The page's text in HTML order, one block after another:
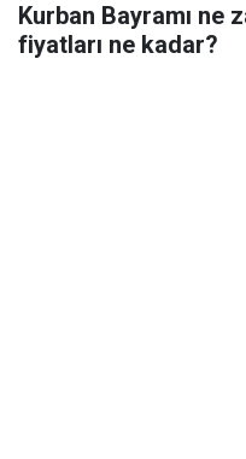
Kurban Bayramı ne
fiyatları ne kadar?